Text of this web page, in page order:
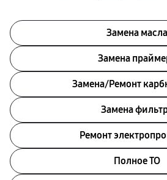
Замена масла
Замена
Замена/Pемонт
Замена
Ремонт
Полное ТО